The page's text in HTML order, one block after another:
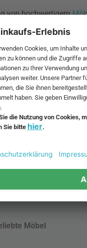
von hochwertigem
den Bedürfnissen
nur funktional
klare Linien, helle
das sich
MwSt. und zzgl.
Möbel